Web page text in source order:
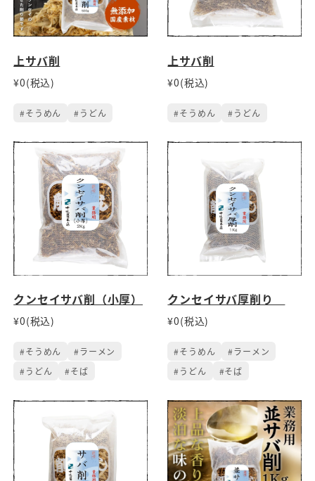
上サバ削
¥0(税込)
#そうめん #うどん
上サバ削
¥0(税込)
#そうめん #うどん
クンセイサバ削（小厚）
¥0(税込)
#そうめん
#ラーメン
#うどん
#そば
クンセイサバ厚削り
¥0(税込)
#そうめん
#ラーメン
#うどん
#そば